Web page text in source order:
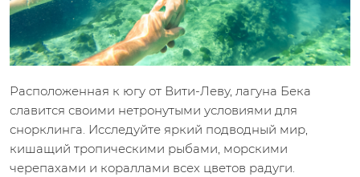
Расположенная к югу от Вити-Леву, лагуна Бека
славится своими нетронутыми условиями для
снорклинга. Исследуйте яркий подводный мир,
кишащий тропическими рыбами, морскими
черепахами и кораллами всех цветов радуги.